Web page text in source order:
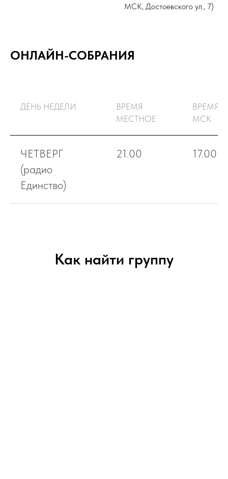
МСК, Достоевского ул., 7)
ОНЛАЙН-СОБРАНИЯ
ДЕНЬ НЕДЕЛИ
ВРЕМЯ
МЕСТНОЕ
ВРЕМЯ
МСК
ЧЕТВЕРГ
(радио
Единство)
21.00 17.00
Как найти группу